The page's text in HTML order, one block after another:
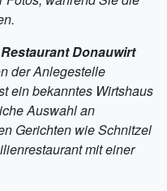
Donauwirt
der Anlegestelle
ein bekanntes Wirtshaus
Auswahl an
Gerichten wie Schnitzel
mit einer